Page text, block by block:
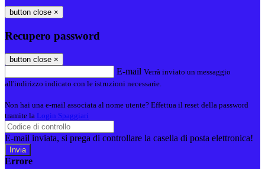
button close ×
Recupero password
button close ×
E-mail Verrà inviato un messaggio
all'indirizzo indicato con le istruzioni necessarie.
Non hai una e-mail associata al nome utente? Effettua il reset della password
tramite la Login Spaggiari
E-mail inviata, si prega di controllare la casella di posta elettronica!
Errore